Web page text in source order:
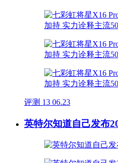
评测 13 06.23
英特尔知道自己发布